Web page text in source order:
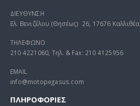
ΔΙΕΥΘΥΝΣΗ
Ελ. Βενιζέλου (Θησέως) 26, 17676 Καλλιθέα
ΤΗΛΕΦΩΝΟ
210 4221060, Τηλ. & Fax: 210 4125956
EMAIL
info@motopegasus.com
ΠΛΗΡΟΦΟΡΙΕΣ